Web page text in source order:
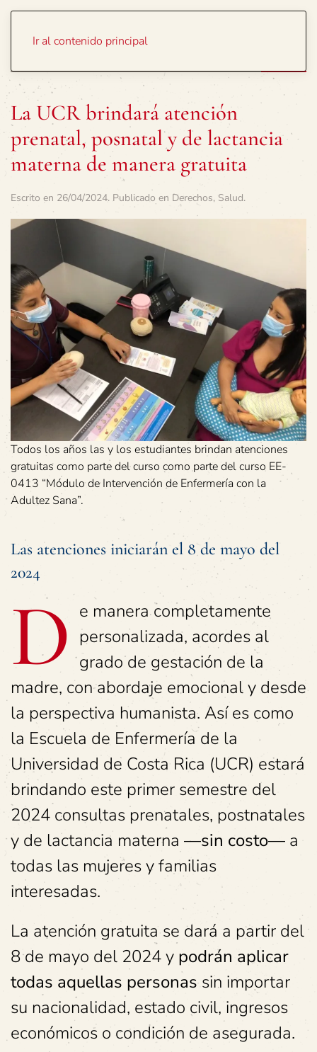
Ir al contenido principal
La UCR brindará atención
prenatal, posnatal y de lactancia
materna de manera gratuita
Escrito en 26/04/2024. Publicado en Derechos, Salud.
Todos los años las y los estudiantes brindan atenciones
gratuitas como parte del curso como parte del curso EE-
0413 “Módulo de Intervención de Enfermería con la
Adultez Sana”.
Las atenciones iniciarán el 8 de mayo del
2024
D e manera completamente
personalizada, acordes al
grado de gestación de la
madre, con abordaje emocional y desde
la perspectiva humanista. Así es como
la Escuela de Enfermería de la
Universidad de Costa Rica (UCR) estará
brindando este primer semestre del
2024 consultas prenatales, postnatales
y de lactancia materna —sin costo— a
todas las mujeres y familias
interesadas.
La atención gratuita se dará a partir del
8 de mayo del 2024 y podrán aplicar
todas aquellas personas sin importar
su nacionalidad, estado civil, ingresos
económicos o condición de asegurada.